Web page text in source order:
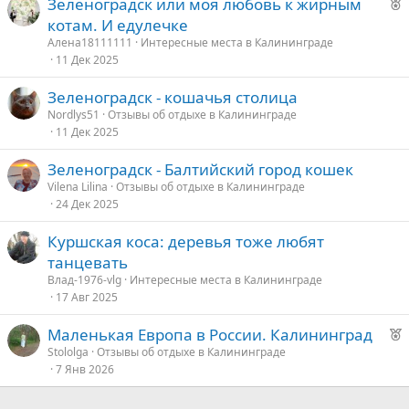
у
котам. И едулечке
Алена18111111
Интересные места в Калининграде
11 Дек 2025
Зеленоградск - кошачья столица
Nordlys51
Отзывы об отдыхе в Калининграде
11 Дек 2025
Зеленоградск - Балтийский город кошек
Vilena Lilina Отзывы об отдыхе в Калининграде
24 Дек 2025
Куршская коса: деревья тоже любят
танцевать
Влад-1976-vlg Интересные места в Калининграде
17 Авг 2025
Р
о
Маленькая Европа в России. Калининград
Stololga Отзывы об отдыхе в Калининграде
7 Янв 2026